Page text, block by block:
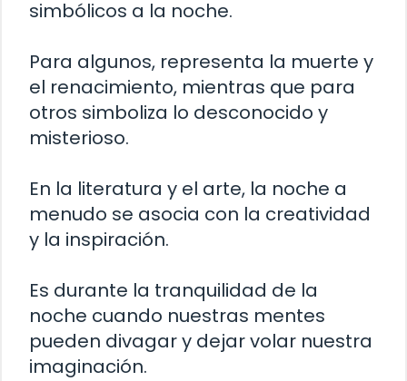
simbólicos a la noche.
Para algunos, representa la muerte y
el renacimiento, mientras que para
otros simboliza lo desconocido y
misterioso.
En la literatura y el arte, la noche a
menudo se asocia con la creatividad
y la inspiración.
Es durante la tranquilidad de la
noche cuando nuestras mentes
pueden divagar y dejar volar nuestra
imaginación.